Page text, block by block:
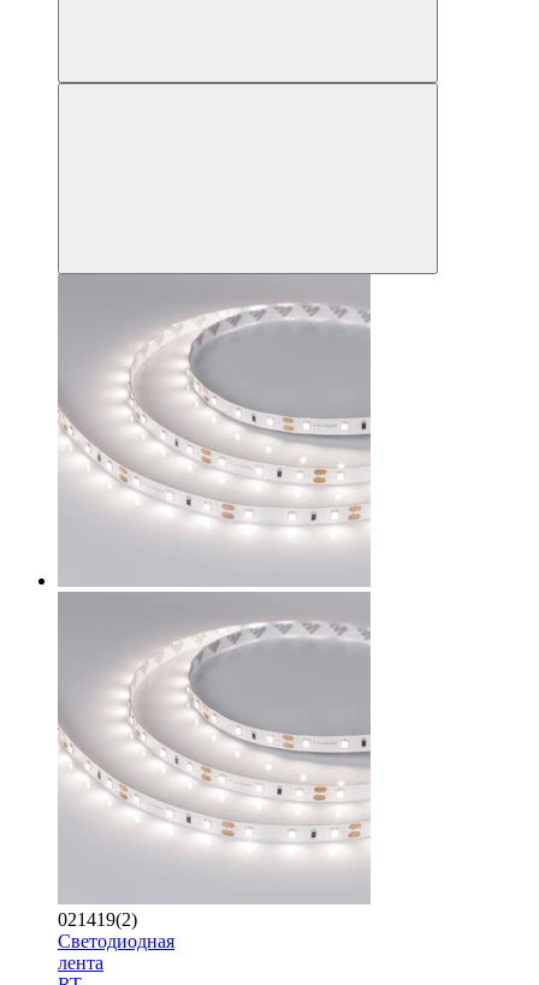
021419(2)
Светодиодная
лента